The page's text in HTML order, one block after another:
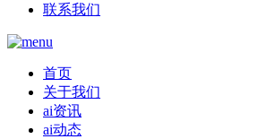
联系我们
首页
关于我们
ai资讯
ai动态